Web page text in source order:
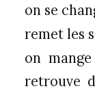
on se
remet les
on
retrouve